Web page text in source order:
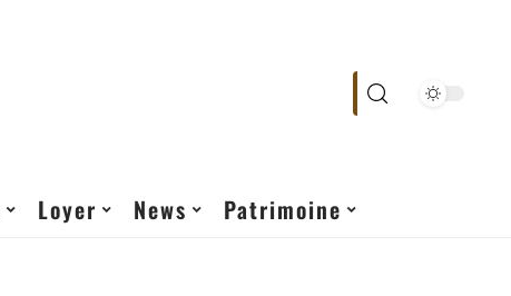
Loyer News Patrimoine